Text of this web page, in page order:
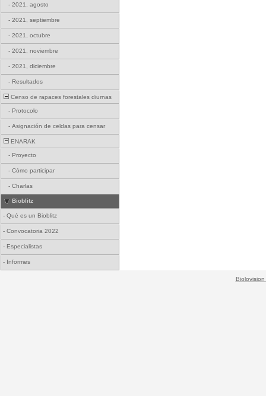
- 2021, agosto
- 2021, septiembre
- 2021, octubre
- 2021, noviembre
- 2021, diciembre
- Resultados
Censo de rapaces forestales diurnas
- Protocolo
- Asignación de celdas para censar
ENARAK
- Proyecto
- Cómo participar
- Charlas
Bioblitz
- Qué es un Bioblitz
- Convocatoria 2022
- Especialistas
- Informes
Biolovision